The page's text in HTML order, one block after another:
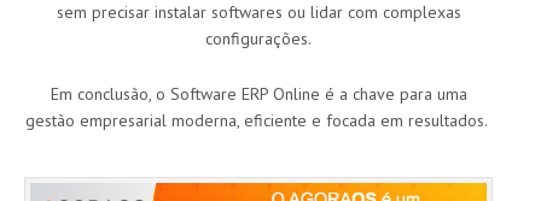
sem precisar instalar softwares ou lidar com complexas
configurações.
Em conclusão, o Software ERP Online é a chave para uma
gestão empresarial moderna, eficiente e focada em resultados.